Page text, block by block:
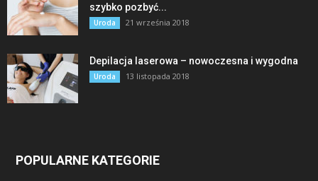
szybko pozbyć...
Uroda 21 września 2018
Depilacja laserowa – nowoczesna i wygodna
Uroda 13 listopada 2018
POPULARNE KATEGORIE